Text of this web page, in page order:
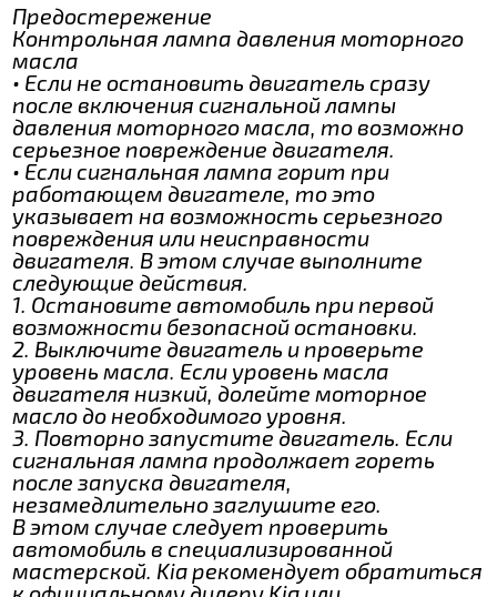
Предостережение
Контрольная лампа давления моторного
масла
• Если не остановить двигатель сразу
после включения сигнальной лампы
давления моторного масла, то возможно
серьезное повреждение двигателя.
• Если сигнальная лампа горит при
работающем двигателе, то это
указывает на возможность серьезного
повреждения или неисправности
двигателя. В этом случае выполните
следующие действия.
1. Остановите автомобиль при первой
возможности безопасной остановки.
2. Выключите двигатель и проверьте
уровень масла. Если уровень масла
двигателя низкий, долейте моторное
масло до необходимого уровня.
3. Повторно запустите двигатель. Если
сигнальная лампа продолжает гореть
после запуска двигателя,
незамедлительно заглушите его.
В этом случае следует проверить
автомобиль в специализированной
мастерской. Kia рекомендует обратиться